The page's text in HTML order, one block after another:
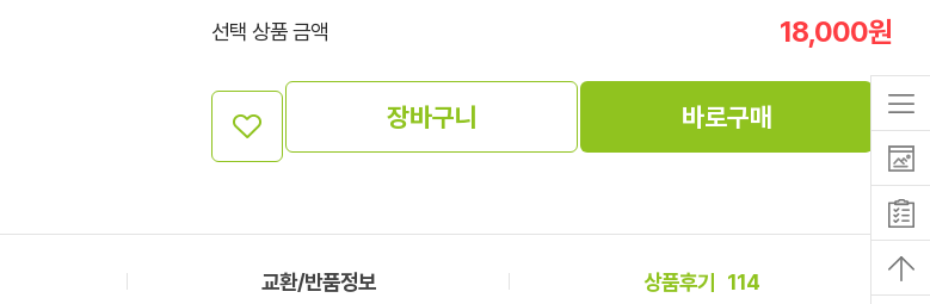
선택 상품 금액 18,000원
장바구니 바로구매
교환/반품정보 상품후기 114